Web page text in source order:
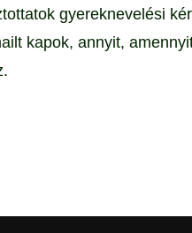
gyereknevelési
kapok, annyit,